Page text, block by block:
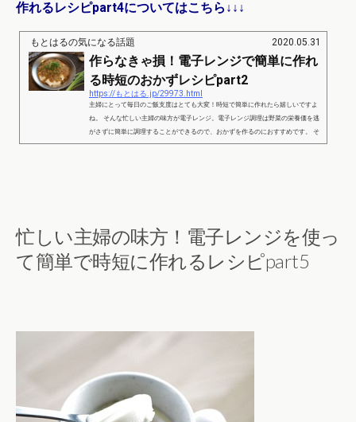
作れるレシピpart4についてはこちら↓↓↓
もとはるの気になる話題 2020.05.31
作らなきゃ損！電子レンジで簡単に作れ
る時短のおかずレシピpart2
https://もとはる.jp/29973.html
主婦にとって毎日のご飯支度はとても大変！時短で簡単に作れたら嬉しいですよ
ね。 そんな忙しい主婦の味方が電子レンジ。電子レンジ調理は野菜の栄養価を逃
がさずに簡単に調理することができるので、おかずを作るのにおすすめです。 そ
こで、ここからは電子レンジを使って簡単に時短で作ることが出来るおかずレシ
忙しい主婦の味方！電子レンジを使っ
て簡単で時短に作れるレシピpart5